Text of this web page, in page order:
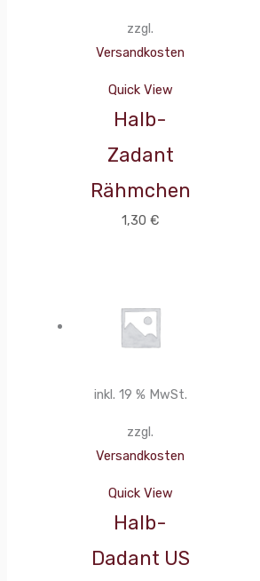
zzgl.
Versandkosten
Quick View
Halb-
Zadant
Rähmchen
1,30 €
inkl. 19 % MwSt.
zzgl.
Versandkosten
Quick View
Halb-
Dadant US